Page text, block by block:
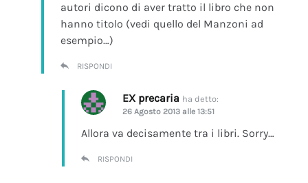
autori dicono di aver tratto il libro che non
hanno titolo (vedi quello del Manzoni ad
esempio…)
RISPONDI
EX precaria ha detto:
26 Agosto 2013 alle 13:51
Allora va decisamente tra i libri. Sorry…
RISPONDI